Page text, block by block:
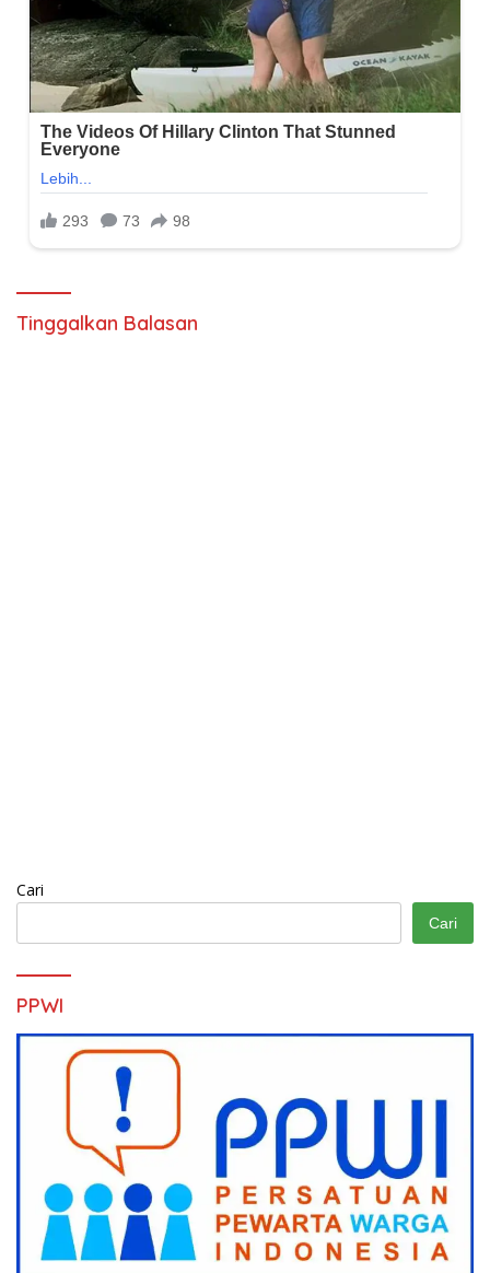
Tinggalkan Balasan
Cari
Cari
PPWI